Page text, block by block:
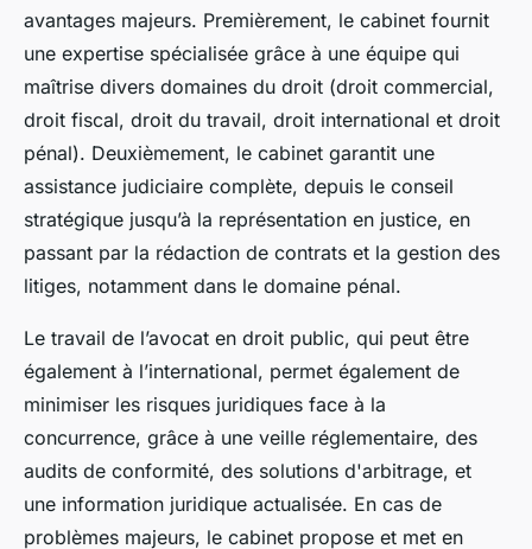
avantages majeurs. Premièrement, le cabinet fournit
une expertise spécialisée grâce à une équipe qui
maîtrise divers domaines du droit (droit commercial,
droit fiscal, droit du travail, droit international et droit
pénal). Deuxièmement, le cabinet garantit une
assistance judiciaire complète, depuis le conseil
stratégique jusqu’à la représentation en justice, en
passant par la rédaction de contrats et la gestion des
litiges, notamment dans le domaine pénal.
Le travail de l’avocat en droit public, qui peut être
également à l’international, permet également de
minimiser les risques juridiques face à la
concurrence, grâce à une veille réglementaire, des
audits de conformité, des solutions d'arbitrage, et
une information juridique actualisée. En cas de
problèmes majeurs, le cabinet propose et met en